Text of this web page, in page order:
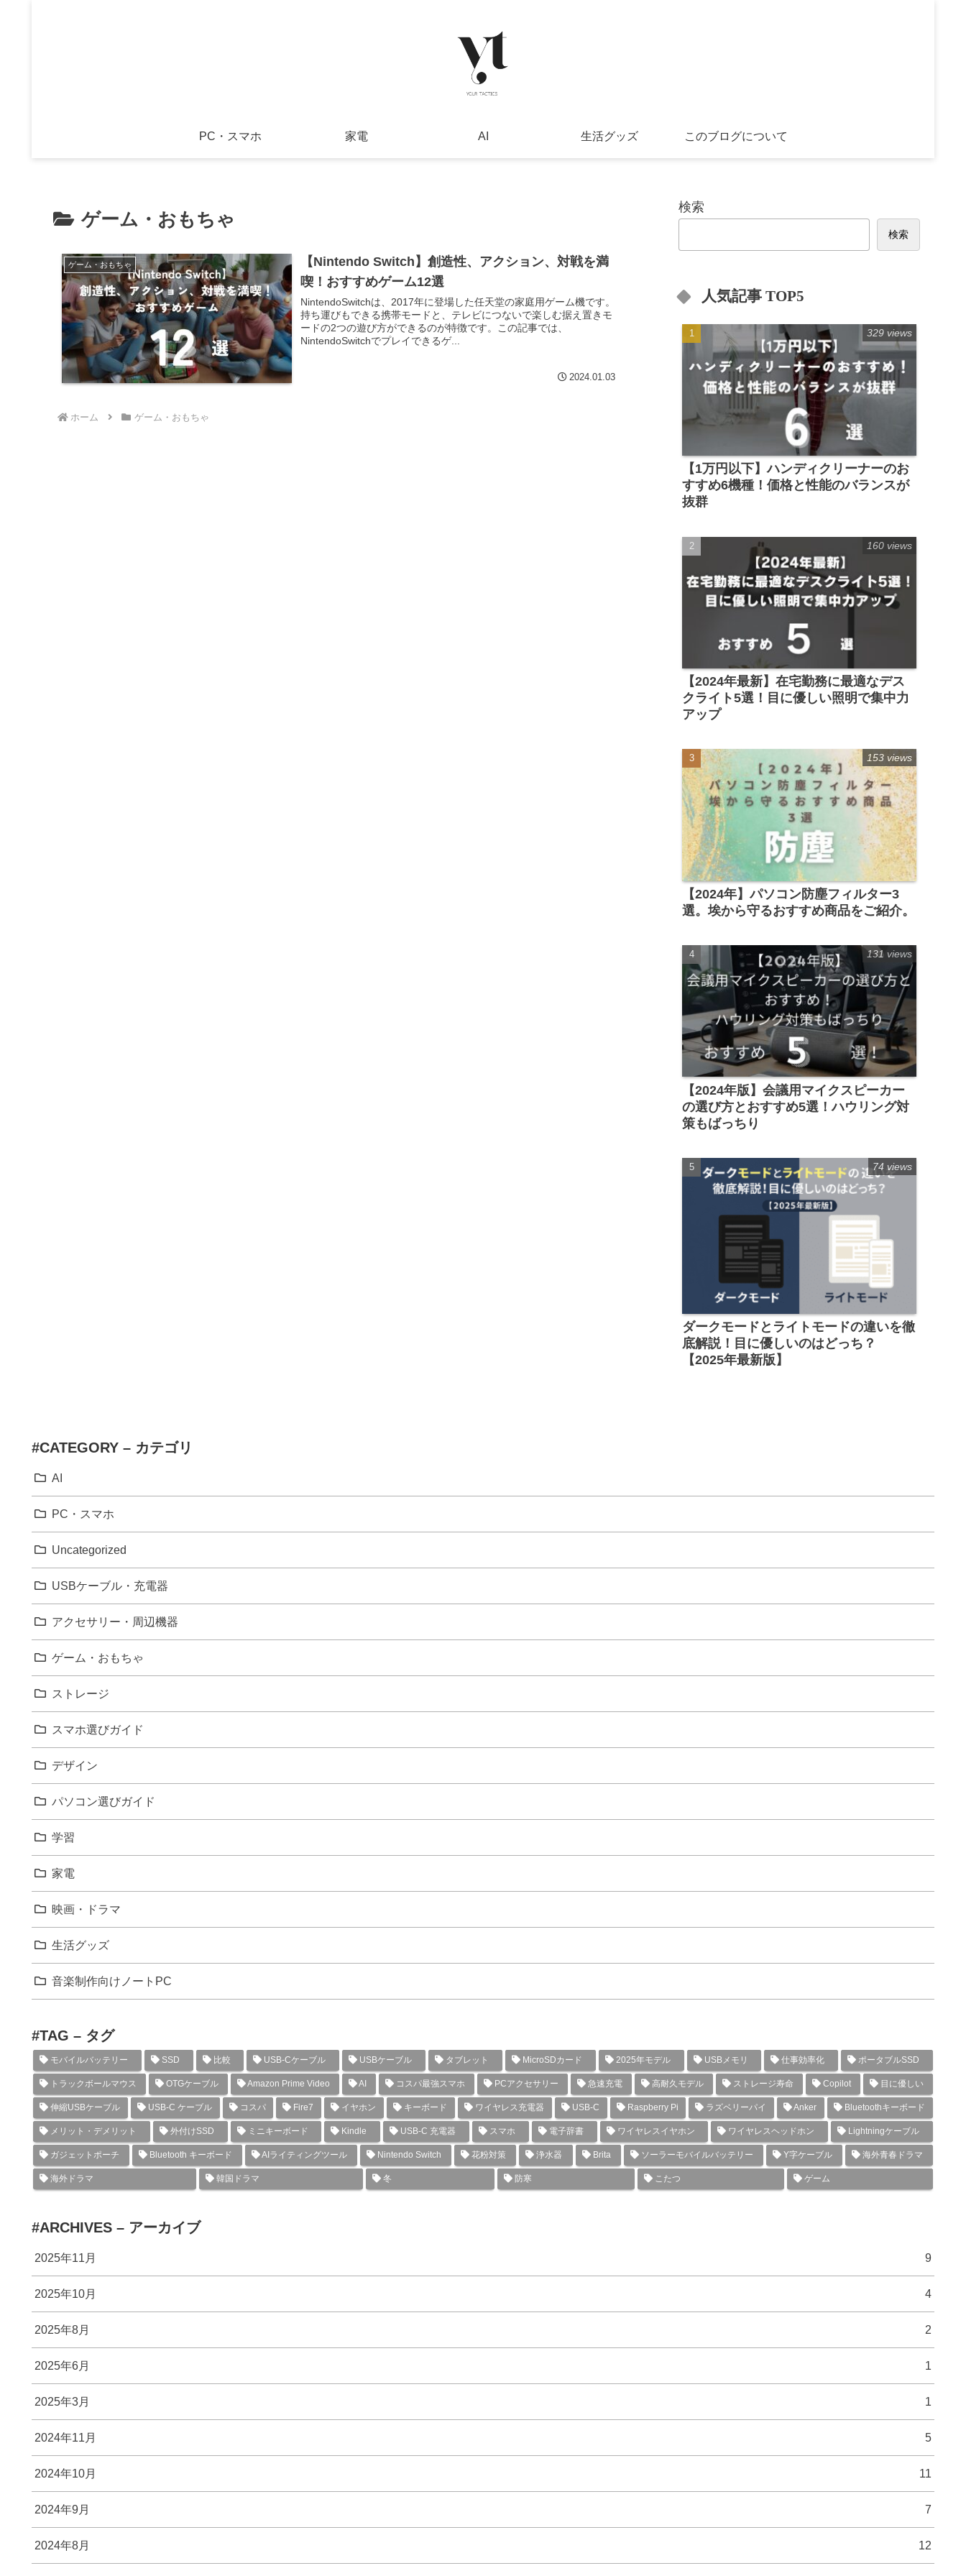
PC・スマホ 家電 AI 生活グッズ このブログについて
ゲーム・おもちゃ
ゲーム・おもちゃ
【Nintendo Switch】創造性、アクション、対戦を満
喫！おすすめゲーム12選
NintendoSwitchは、2017年に登場した任天堂の家庭用ゲーム機です。
持ち運びもできる携帯モードと、テレビにつないで楽しむ据え置きモ
ードの2つの遊び方ができるのが特徴です。この記事では、
NintendoSwitchでプレイできるゲ...
2024.01.03
ホーム ゲーム・おもちゃ
検索
検索
人気記事 TOP5
【1万円以下】ハンディクリーナーのお
すすめ6機種！価格と性能のバランスが
抜群
329 views
【2024年最新】在宅勤務に最適なデス
クライト5選！目に優しい照明で集中力
アップ
160 views
【2024年】パソコン防塵フィルター3
選。埃から守るおすすめ商品をご紹介。
153 views
【2024年版】会議用マイクスピーカー
の選び方とおすすめ5選！ハウリング対
策もばっちり
131 views
ダークモードとライトモードの違いを徹
底解説！目に優しいのはどっち？
【2025年最新版】
74 views
#CATEGORY – カテゴリ
AI
PC・スマホ
Uncategorized
USBケーブル・充電器
アクセサリー・周辺機器
ゲーム・おもちゃ
ストレージ
スマホ選びガイド
デザイン
パソコン選びガイド
学習
家電
映画・ドラマ
生活グッズ
音楽制作向けノートPC
#TAG – タグ
モバイルバッテリー SSD 比較 USB-Cケーブル USBケーブル タブレット MicroSDカード 2025年モデル USBメモリ 仕事効率化 ポータブルSSD
トラックボールマウス OTGケーブル Amazon Prime Video AI コスパ最強スマホ PCアクセサリー 急速充電 高耐久モデル ストレージ寿命 Copilot 目に優しい
伸縮USBケーブル USB-C ケーブル コスパ Fire7 イヤホン キーボード ワイヤレス充電器 USB-C Raspberry Pi ラズベリーパイ Anker Bluetoothキーボード
メリット・デメリット 外付けSSD ミニキーボード Kindle USB-C 充電器 スマホ 電子辞書 ワイヤレスイヤホン ワイヤレスヘッドホン Lightningケーブル
ガジェットポーチ Bluetooth キーボード AIライティングツール Nintendo Switch 花粉対策 浄水器 Brita ソーラーモバイルバッテリー Y字ケーブル 海外青春ドラマ
海外ドラマ 韓国ドラマ 冬 防寒 こたつ ゲーム
#ARCHIVES – アーカイブ
2025年11月 9
2025年10月 4
2025年8月 2
2025年6月 1
2025年3月 1
2024年11月 5
2024年10月 11
2024年9月 7
2024年8月 12